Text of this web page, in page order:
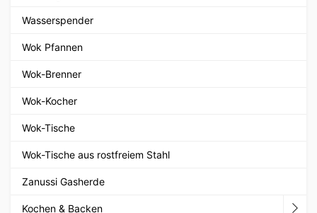
Wasserspender
Wok Pfannen
Wok-Brenner
Wok-Kocher
Wok-Tische
Wok-Tische aus rostfreiem Stahl
Zanussi Gasherde
Kochen & Backen